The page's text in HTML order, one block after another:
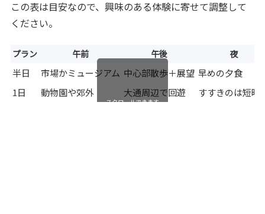
この表は目安なので、興味のある体験に寄せて調整して
ください。
プラン 午前 午後 夜
半日 市場かミュージアム 中心部散歩＋展望 早めの夕食
1日
動物園や郊外 大通周辺で回遊 すすきのは短時
スクロールできます